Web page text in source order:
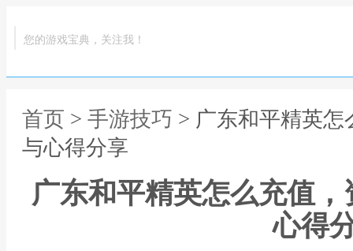
您的游戏宝典，关注我！
首页 > 手游技巧 > 广东和平精英
与心得分享
广东和平精英怎么充值
心得